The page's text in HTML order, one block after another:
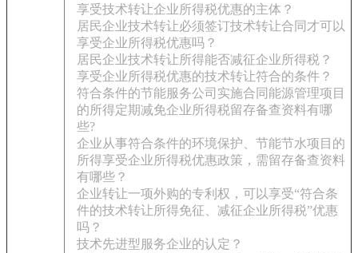
享受技术转让企业所得税优惠的主体？
居民企业技术转让必须签订技术转让合同才可以
享受企业所得税优惠吗？
居民企业技术转让所得能否减征企业所得税？
享受企业所得税优惠的技术转让符合的条件？
符合条件的节能服务公司实施合同能源管理项目
的所得定期减免企业所得税留存备查资料有哪
些?
企业从事符合条件的环境保护、节能节水项目的
所得享受企业所得税优惠政策，需留存备查资料
有哪些？
企业转让一项外购的专利权，可以享受“符合条
件的技术转让所得免征、减征企业所得税”优惠
吗？
技术先进型服务企业的认定？